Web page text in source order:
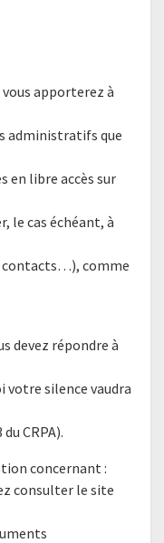
apporterez à
administratifs que
en libre accès sur
le cas échéant, à
contacts…), comme
devez répondre à
votre silence vaudra
CRPA).
concernant :
consulter le site